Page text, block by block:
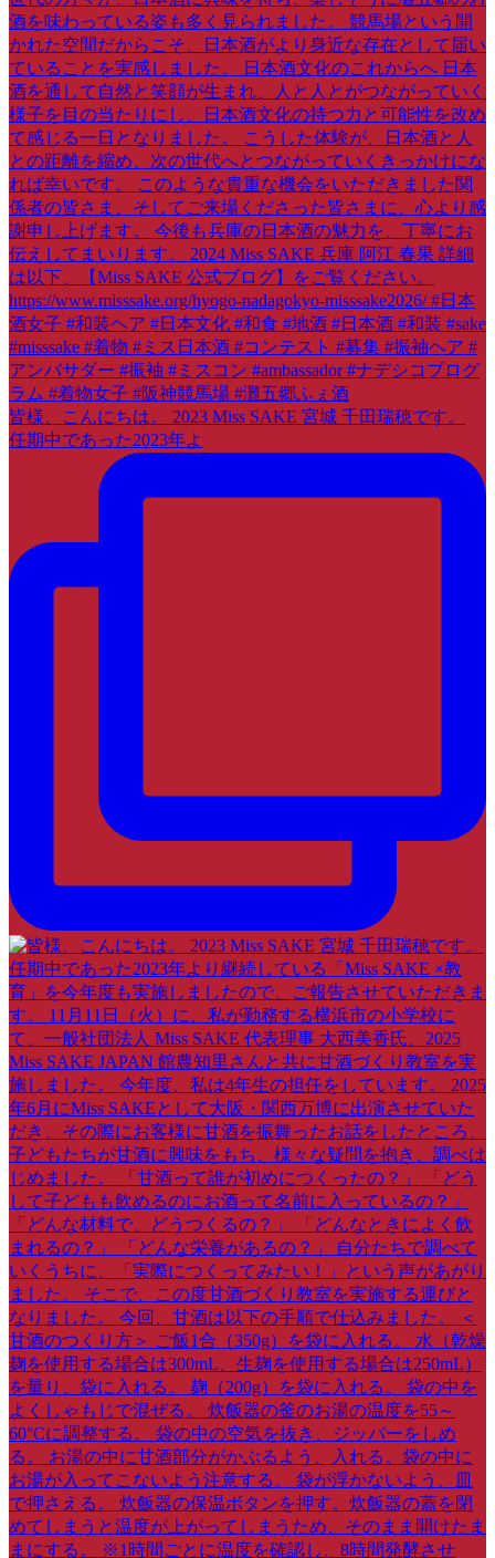
皆様、こんにちは。 2023 Miss SAKE 宮城 千田瑞穂です。
任期中であった2023年よ